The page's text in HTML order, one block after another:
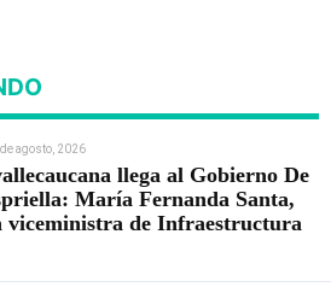
agosto, 2026
llega al Gobierno De
María Fernanda Santa,
viceministra de Infraestructura